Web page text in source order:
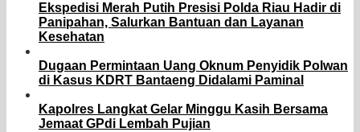
Ekspedisi Merah Putih Presisi Polda Riau Hadir di
Panipahan, Salurkan Bantuan dan Layanan
Kesehatan
Dugaan Permintaan Uang Oknum Penyidik Polwan
di Kasus KDRT Bantaeng Didalami Paminal
Kapolres Langkat Gelar Minggu Kasih Bersama
Jemaat GPdi Lembah Pujian